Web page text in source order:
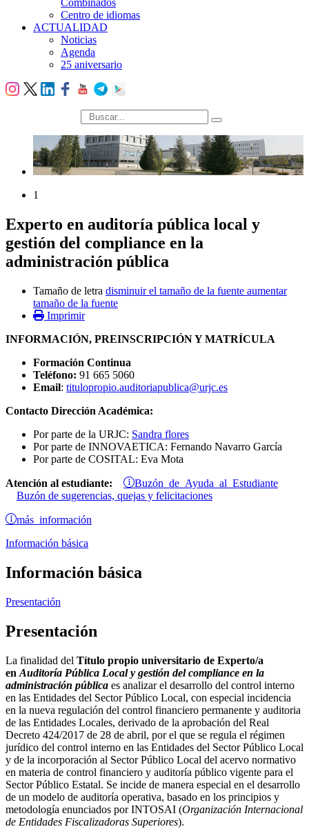
Centro de idiomas
ACTUALIDAD
Noticias
Agenda
25 aniversario
búsqueda
1
Experto en auditoría pública local y
gestión del compliance en la
administración pública
Tamaño de letra disminuir el tamaño de la fuente aumentar
tamaño de la fuente
Imprimir
INFORMACIÓN, PREINSCRIPCIÓN Y MATRÍCULA
Formación Continua
Teléfono: 91 665 5060
Email: titulopropio.auditoriapublica@urjc.es
Contacto Dirección Académica:
Por parte de la URJC: Sandra flores
Por parte de INNOVAETICA: Fernando Navarro García
Por parte de COSITAL: Eva Mota
Atención al estudiante: Buzón de Ayuda al Estudiante
Buzón de sugerencias, quejas y felicitaciones
más información
Información básica
Información básica
Presentación
Presentación
La finalidad del Título propio universitario de Experto/a
en Auditoría Pública Local y gestión del compliance en la
administración pública es analizar el desarrollo del control interno
en las Entidades del Sector Público Local, con especial incidencia
en la nueva regulación del control financiero permanente y auditoria
de las Entidades Locales, derivado de la aprobación del Real
Decreto 424/2017 de 28 de abril, por el que se regula el régimen
jurídico del control interno en las Entidades del Sector Público Local
y de la incorporación al Sector Público Local del acervo normativo
en materia de control financiero y auditoría público vigente para el
Sector Público Estatal. Se incide de manera especial en el desarrollo
de un modelo de auditoría operativa, basado en los principios y
metodología enunciados por INTOSAI (Organización Internacional
de Entidades Fiscalizadoras Superiores).